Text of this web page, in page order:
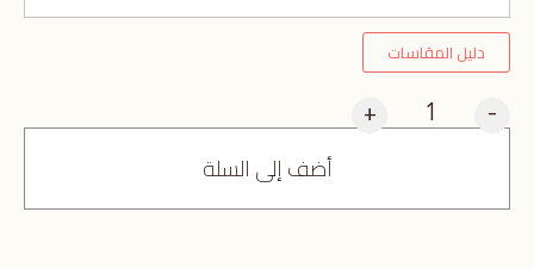
دليل المقاسات
-
+
أضف إلى السلة